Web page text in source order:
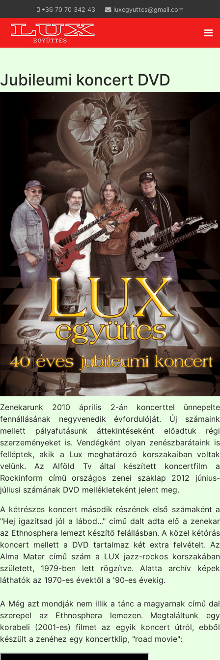
+36 70 70 342 43 luxegyuttes@gmail.com
Jubileumi koncert DVD
Zenekarunk 2010 április 2-án koncerttel ünnepelte
fennállásának negyvenedik évfordulóját. Új számaink
mellett pályafutásunk áttekintéseként előadtuk régi
szerzeményeket is. Vendégként olyan zenészbarátaink is
felléptek, akik a Lux meghatározó korszakaiban voltak
velünk. Az Alföld Tv által készített koncertfilm a
Rockinform című országos zenei szaklap 2012 június-
júliusi számának DVD mellékleteként jelent meg.
A kétrészes koncert második részének első számaként a
"Hej igazítsad jól a lábod..." című dalt adta elő a zenekar
az Ethnosphera lemezt készítő felállásban. A közel kétórás
koncert mellett a DVD tartalmaz két extra felvételt. Az
Alma Mater című szám a LUX jazz-rockos korszakában
született, 1979-ben lett rögzítve. Alatta archív képek
láthatók az 1970-es évektől a '90-es évekig.
A Még azt mondják nem illik a tánc a magyarnak című dal
szerepel az Ethnosphera lemezen. Megtaláltunk egy
korabeli (2001-es) filmet az egyik koncert útról, ebből
készült a zenéhez egy koncertklip, "road movie":